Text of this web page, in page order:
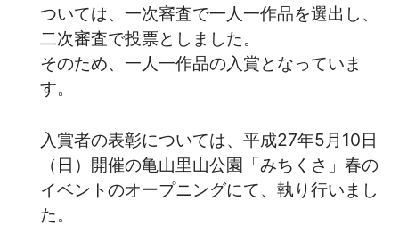
ついては、一次審査で一人一作品を選出し、
二次審査で投票としました。
そのため、一人一作品の入賞となっていま
す。
入賞者の表彰については、平成27年5月10日
（日）開催の亀山里山公園「みちくさ」春の
イベントのオープニングにて、執り行いまし
た。